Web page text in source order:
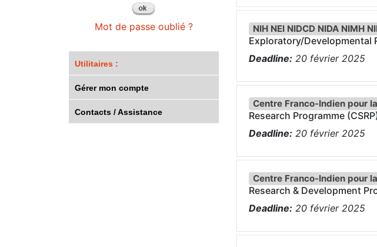
Mot de passe oublié ?
Utilitaires :
Gérer mon compte
Contacts / Assistance
NIH NEI NIDCD NIDA NIMH
Exploratory/Developmental
Deadline: 20 février 2025
Centre Franco-Indien pour
Research Programme
Deadline: 20 février 2025
Centre Franco-Indien pour
Research & Development
Deadline: 20 février 2025